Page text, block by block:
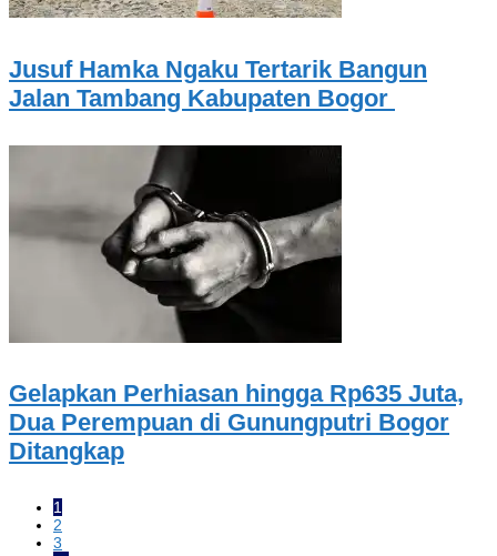
Jusuf Hamka Ngaku Tertarik Bangun
Jalan Tambang Kabupaten Bogor
Gelapkan Perhiasan hingga Rp635 Juta,
Dua Perempuan di Gunungputri Bogor
Ditangkap
1
2
3